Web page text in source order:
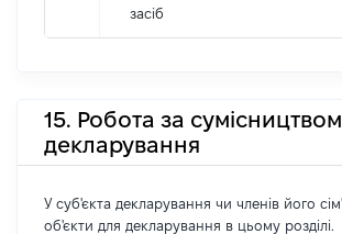
засіб
15. Робота за сумісництвом
декларування
У суб'єкта декларування чи членів його
об'єкти для декларування в цьому розділі.